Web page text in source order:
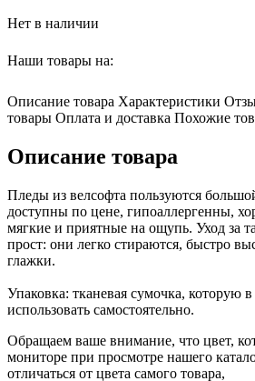
Нет в наличии
Наши товары на:
Описание товара Характеристики
товары Оплата и доставка Похожие
Описание товара
Пледы из велсофта пользуются
доступны по цене, гипоаллергенны,
мягкие и приятные на ощупь. Уход за
прост: они легко стираются, быстро
глажки.
Упаковка: тканевая сумочка, которую
использовать самостоятельно.
Обращаем ваше внимание, что цвет,
мониторе при просмотре нашего
отличаться от цвета самого товара,